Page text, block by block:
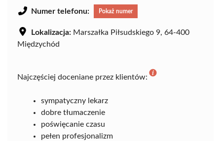
Numer telefonu: Pokaż numer
Lokalizacja: Marszałka Piłsudskiego 9, 64-400
Międzychód
Najczęściej doceniane przez klientów:
sympatyczny lekarz
dobre tłumaczenie
poświęcanie czasu
pełen profesjonalizm